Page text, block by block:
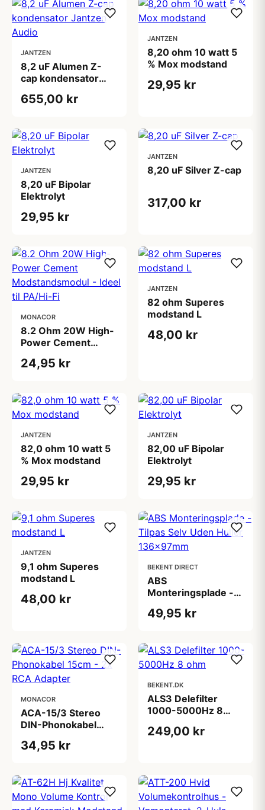
JANTZEN
8,2 uF Alumen Z-
cap kondensator
655,00 kr
JANTZEN
8,20 ohm 10 watt 5
% Mox modstand
29,95 kr
JANTZEN
8,20 uF Bipolar
Elektrolyt
29,95 kr
JANTZEN
8,20 uF Silver Z-cap
317,00 kr
MONACOR
8.2 Ohm 20W High-
Power Cement
Ideel til PA/Hi-Fi
24,95 kr
JANTZEN
82 ohm Superes
modstand L
48,00 kr
JANTZEN
82,0 ohm 10 watt 5
% Mox modstand
29,95 kr
JANTZEN
82,00 uF Bipolar
Elektrolyt
29,95 kr
JANTZEN
9,1 ohm Superes
modstand L
48,00 kr
BEKENT DIRECT
ABS
Monteringsplade -
Huller 136x97mm
49,95 kr
MONACOR
ACA-15/3 Stereo
DIN-Phonokabel
Adapter
34,95 kr
BEKENT.DK
ALS3 Delefilter
1000-5000Hz 8
249,00 kr